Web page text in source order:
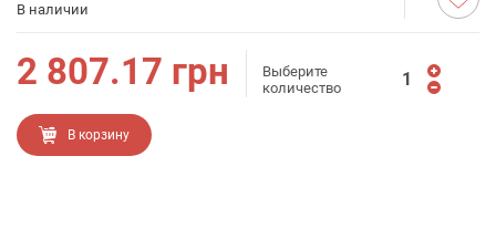
В наличии
2 807.17 грн
Выберите
количество
В корзину